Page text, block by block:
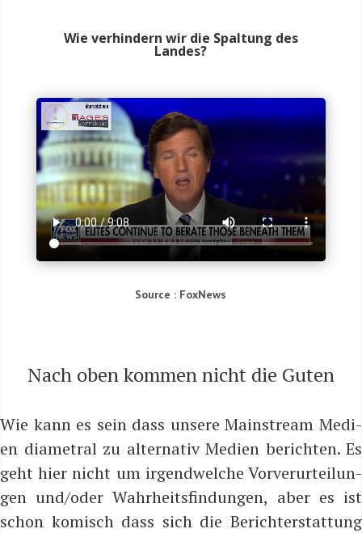
Wie verhindern wir die Spaltung des
Landes?
Source : Fox­News
Nach oben kom­men nicht die Guten
Wie kann es sein dass unse­re Main­stream Medi­
en dia­me­tral zu alter­na­tiv Medi­en berich­ten. Es
geht hier nicht um irgend­wel­che Vor­ver­ur­tei­lun­
gen und/oder Wahr­heits­fin­dun­gen, aber es ist
schon komisch dass sich die Bericht­erstat­tung